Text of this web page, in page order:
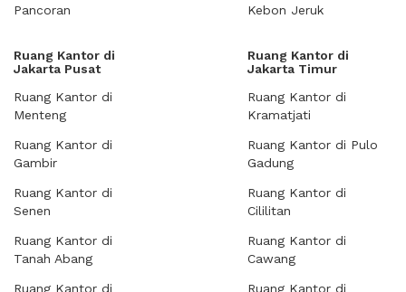
Pancoran
Kebon Jeruk
Ruang Kantor di
Jakarta Pusat
Ruang Kantor di
Menteng
Ruang Kantor di
Gambir
Ruang Kantor di
Senen
Ruang Kantor di
Tanah Abang
Ruang Kantor di
Ruang Kantor di
Jakarta Timur
Ruang Kantor di
Kramatjati
Ruang Kantor di Pulo
Gadung
Ruang Kantor di
Cililitan
Ruang Kantor di
Cawang
Ruang Kantor di